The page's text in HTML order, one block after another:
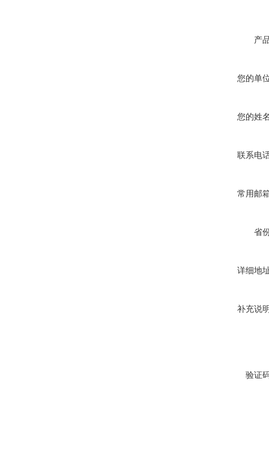
产
您的单
您的姓
联系电
常用邮
省
详细地
补充说
验证